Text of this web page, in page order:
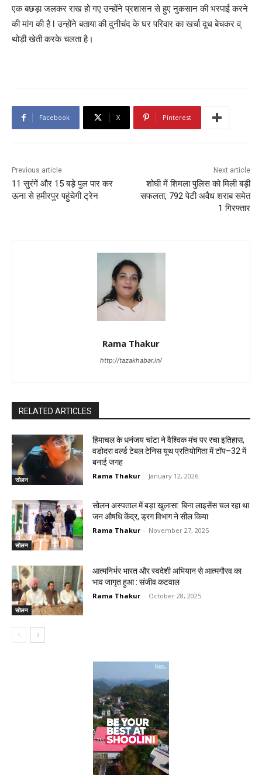
एक बछड़ा जलकर राख हो गए उन्होंने प्रशासन से हुए नुकसान की भरपाई करने
की मांग की है l उन्होंने बताया की दुनीचंद के घर परिवार का खर्चा दूध बेचकर व्
थोड़ी खेती करके चलता है।
Facebook X Pinterest
Previous article
11 सुरंगें और 15 बड़े पुल पार कर
ऊना से हमीरपुर पहुंचेगी ट्रेन
Next article
शोघी में शिमला पुलिस को मिली बड़ी
सफलता, 792 पेटी अवैध शराब समेत
1 गिरफ्तार
Rama Thakur
http://tazakhabar.in/
RELATED ARTICLES
सोलन
हिमाचल के धनंजय चांटा ने वैश्विक मंच पर रचा इतिहास,
वडोदरा वर्ल्ड टेबल टेनिस यूथ प्रतियोगिता में टॉप–32 में
बनाई जगह
Rama Thakur - January 12, 2026
सोलन
सोलन अस्पताल में बड़ा खुलासा: बिना लाइसेंस चल रहा था
जन औषधि केंद्र, ड्रग विभाग ने सील किया
Rama Thakur - November 27, 2025
सोलन
आत्मनिर्भर भारत और स्वदेशी अभियान से आत्मगौरव का
भाव जागृत हुआ : संजीव कटवाल
Rama Thakur - October 28, 2025